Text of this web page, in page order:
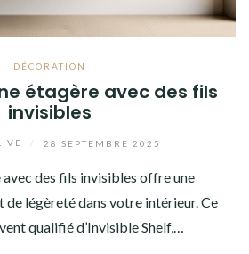
DÉCORATION
étagère avec des fils
invisibles
28 SEPTEMBRE 2025
avec des fils invisibles offre une
légèreté dans votre intérieur. Ce
qualifié d’Invisible Shelf,…